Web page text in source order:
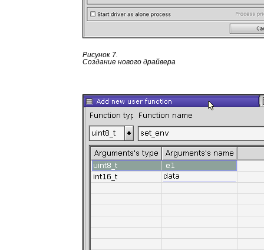
Рисунок 7.
Создание нового драйвера